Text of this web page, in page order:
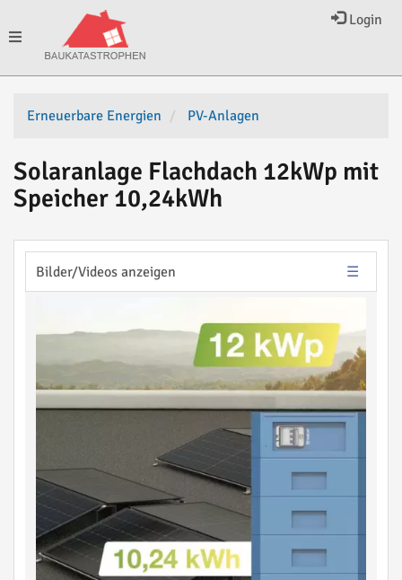
Login
Toggle
navigation
Erneuerbare Energien PV-Anlagen
Solaranlage Flachdach 12kWp mit
Speicher 10,24kWh
Bilder/Videos anzeigen